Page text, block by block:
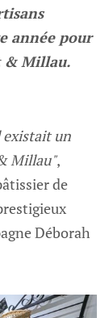
année pour
& Millau.
existait un
Millau",
de
Déborah